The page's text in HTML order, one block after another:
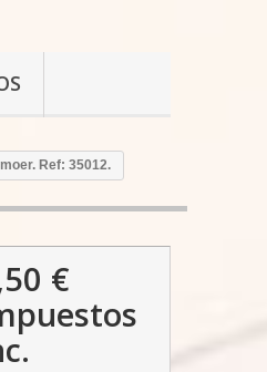
Ref: 35012.
€